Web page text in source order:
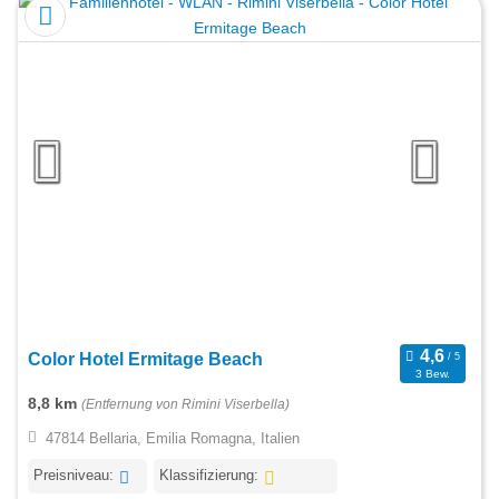
Color Hotel Ermitage Beach
3 Bew.
8,8 km (Entfernung von Rimini Viserbella)
47814 Bellaria, Emilia Romagna, Italien
Preisniveau: Klassifizierung: